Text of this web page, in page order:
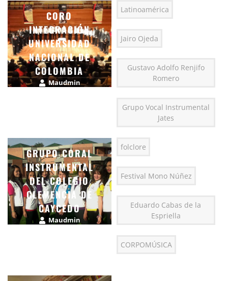
CORO
INTEGRACIÓN
UNIVERSIDAD
NACIONAL DE
COLOMBIA
Maudmin
GRUPO CORAL
INSTRUMENTAL
DEL COLEGIO
CLEMENCIA DE
CAYCEDO
Maudmin
Latinoamérica
Jairo Ojeda
Gustavo Adolfo Renjifo
Romero
Grupo Vocal Instrumental
Jates
folclore
Festival Mono Núñez
Eduardo Cabas de la
Espriella
CORPOMÚSICA